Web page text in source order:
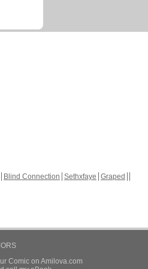
Blind Connection Sethxfaye Graped
Comic on Amilova.com